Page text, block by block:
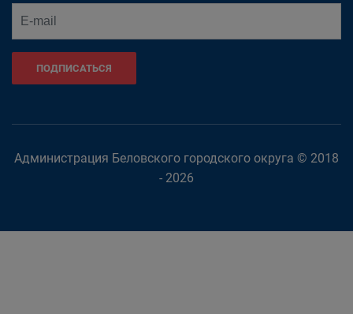
ПОДПИСАТЬСЯ
Администрация Беловского городского округа © 2018
- 2026